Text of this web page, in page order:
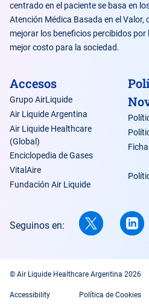
centrado en el paciente se basa en
Atención Médica Basada en el Valor,
mejorar los beneficios percibidos por
mejor costo para la sociedad.
Accesos
Grupo AirLiquide
Air Liquide Argentina
Air Liquide Healthcare
(Global)
Enciclopedia de Gases
VitalAire
Fundación Air Liquide
Seguinos en:
© Air Liquide Healthcare Argentina 2026
Accessibility Política de Cookies